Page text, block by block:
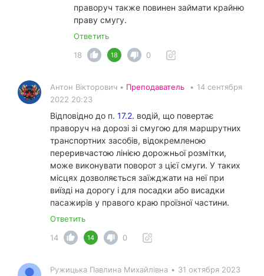
праворуч также повинен займати крайню
праву смугу.
Ответить
18
18 0
Антон Вікторович • Преподаватель • 14 сентября
2022 20:23
Відповідно до п. 17.2. водій, що повертає
праворуч на дорозі зі смугою для маршрутних
транспортних засобів, відокремленою
переривчастою лінією дорожньої розмітки,
може виконувати поворот з цієї смуги. У таких
місцях дозволяється заїжджати на неї при
виїзді на дорогу і для посадки або висадки
пасажирів у правого краю проїзної частини.
Ответить
14
14 0
Ружицька Павлина Михайлівна • 31 октября 2023